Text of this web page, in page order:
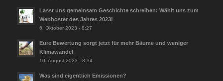
Lasst uns gemeinsam Geschichte schreiben: Wählt uns zum
Webhoster des Jahres 2023!
6. Oktober 2023 - 8:27
Eure Bewertung sorgt jetzt für mehr Bäume und weniger
Klimawandel
10. August 2023 - 8:34
Was sind eigentlich Emissionen?